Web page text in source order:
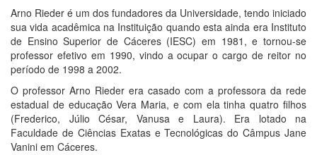
Arno Rieder é um dos fundadores da Universidade, tendo iniciado
sua vida acadêmica na Instituição quando esta ainda era Instituto
de Ensino Superior de Cáceres (IESC) em 1981, e tornou-se
professor efetivo em 1990, vindo a ocupar o cargo de reitor no
período de 1998 a 2002.
O professor Arno Rieder era casado com a professora da rede
estadual de educação Vera Maria, e com ela tinha quatro filhos
(Frederico, Júlio César, Vanusa e Laura). Era lotado na
Faculdade de Ciências Exatas e Tecnológicas do Câmpus Jane
Vanini em Cáceres.